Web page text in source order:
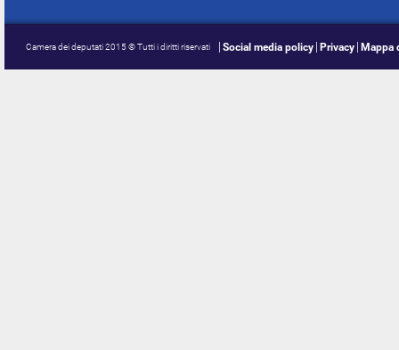
Camera dei deputati 2015 © Tutti i diritti riservati Social media policy Privacy Mappa